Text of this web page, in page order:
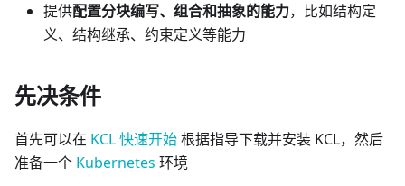
提供配置分块编写、组合和抽象的能力，比如结构定
义、结构继承、约束定义等能力
先决条件
首先可以在 KCL 快速开始根据指导下载并安装 KCL，然后
准备一个 Kubernetes 环境